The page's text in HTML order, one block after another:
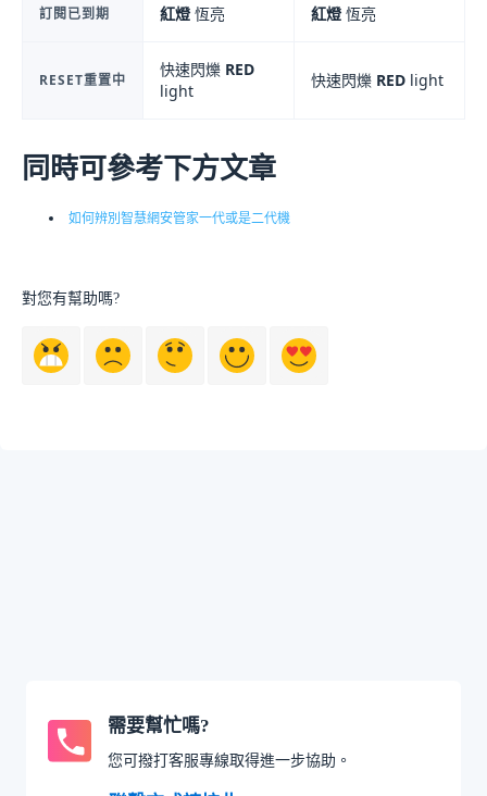
訂閱已到期 紅燈 恆亮 紅燈 恆亮
RESET重置中
快速閃爍 RED
light
快速閃爍 RED light
同時可參考下方文章
如何辨別智慧網安管家一代或是二代機
對您有幫助嗎?
需要幫忙嗎?
您可撥打客服專線取得進一步協助。